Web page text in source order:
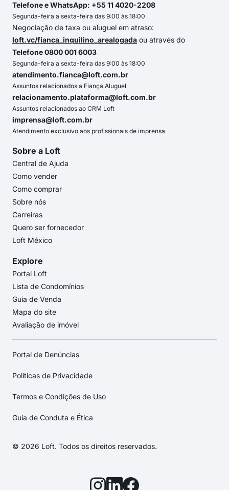
Telefone e WhatsApp: +55 11 4020-2208
Segunda-feira a sexta-feira das 9:00 às 18:00
Negociação de taxa ou aluguel em atraso:
loft.vc/fianca_inquilino_arealogada ou através do
Telefone 0800 001 6003
Segunda-feira a sexta-feira das 9:00 às 18:00
atendimento.fianca@loft.com.br
Assuntos relacionados a Fiança Aluguel
relacionamento.plataforma@loft.com.br
Assuntos relacionados ao CRM Loft
imprensa@loft.com.br
Atendimento exclusivo aos profissionais de imprensa
Sobre a Loft
Central de Ajuda
Como vender
Como comprar
Sobre nós
Carreiras
Quero ser fornecedor
Loft México
Explore
Portal Loft
Lista de Condomínios
Guia de Venda
Mapa do site
Avaliação de imóvel
Portal de Denúncias
Políticas de Privacidade
Termos e Condições de Uso
Guia de Conduta e Ética
© 2026 Loft. Todos os direitos reservados.